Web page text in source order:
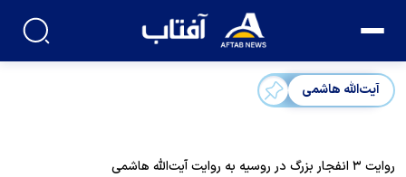
آیت‌الله هاشمی
روایت ۳ انفجار بزرگ در روسیه به روایت آیت‌الله هاشمی